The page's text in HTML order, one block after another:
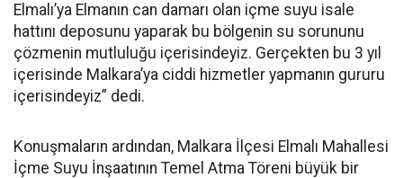
Elmalı’ya Elmanın can damarı olan içme suyu isale
hattını deposunu yaparak bu bölgenin su sorununu
çözmenin mutluluğu içerisindeyiz. Gerçekten bu 3 yıl
içerisinde Malkara’ya ciddi hizmetler yapmanın gururu
içerisindeyiz” dedi.
Konuşmaların ardından, Malkara İlçesi Elmalı Mahallesi
İçme Suyu İnşaatının Temel Atma Töreni büyük bir